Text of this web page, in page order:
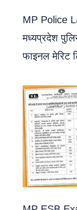
MP Police
मध्यप्रदेश
फाइनल मेरिट